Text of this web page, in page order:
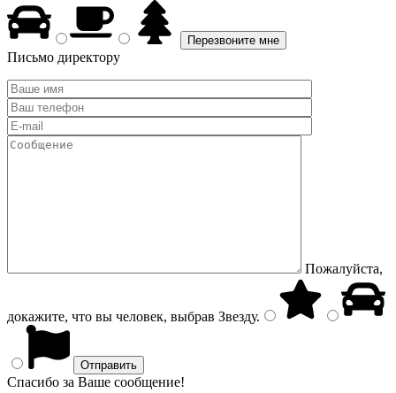
Письмо директору
Пожалуйста,
докажите, что вы человек, выбрав Звезду.
Спасибо за Ваше сообщение!